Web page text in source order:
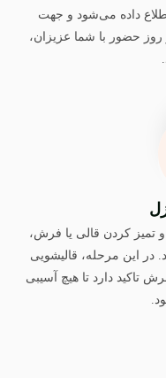
داده می‌شود و جهت
حضور با شما عزیزان،
کردن قالی یا فرش،
این مرحله، قالیشویی
دارد تا هیچ آسیبی